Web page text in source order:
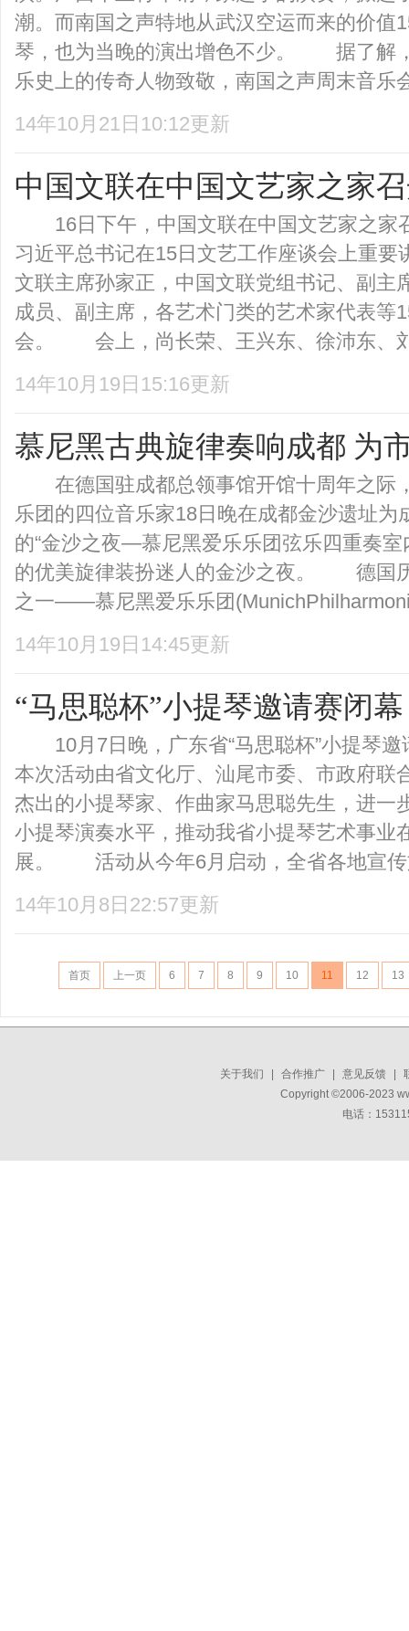
潮。而南国之声特地从武汉空运而来的价值
琴，也为当晚的演出增色不少。 据了解
乐史上的传奇人物致敬，南国之声周末音乐
14年10月21日10:12更新
中国文联在中国文艺家之家
16日下午，中国文联在中国文艺家之家
习近平总书记在15日文艺工作座谈会上重要
文联主席孙家正，中国文联党组书记、副主
成员、副主席，各艺术门类的艺术家代表等
会。 会上，尚长荣、王兴东、徐沛东、
14年10月19日15:16更新
慕尼黑古典旋律奏响成都 为
在德国驻成都总领事馆开馆十周年之际
乐团的四位音乐家18日晚在成都金沙遗址为
的“金沙之夜—慕尼黑爱乐乐团弦乐四重奏室
的优美旋律装扮迷人的金沙之夜。 德国
之一——慕尼黑爱乐乐团
14年10月19日14:45更新
“马思聪杯”小提琴邀请赛闭幕
10月7日晚，广东省“马思聪杯”小提琴邀
本次活动由省文化厅、汕尾市委、市政府联
杰出的小提琴家、作曲家马思聪先生，进一
小提琴演奏水平，推动我省小提琴艺术事业
展。 活动从今年6月启动，全省各地宣传
14年10月8日22:57更新
首页 上一页 6 7 8 9 10 11 12 13
关于我们 合作推广 意见反馈
Copyright ©2006-2023
电话：